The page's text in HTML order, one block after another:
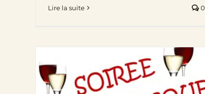
Lire la suite 0